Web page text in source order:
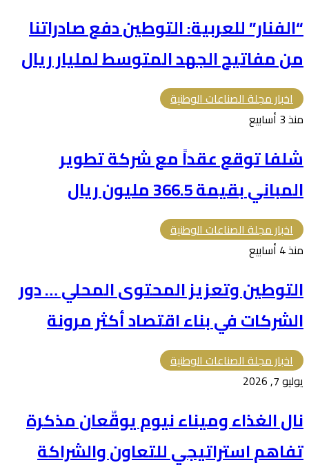
“الفنار” للعربية: التوطين دفع صادراتنا
من مفاتيح الجهد المتوسط لمليار ريال
اخبار مجلة الصناعات الوطنية
منذ 3 أسابيع
شلفا توقع عقداً مع شركة تطوير
المباني بقيمة 366.5 مليون ريال
اخبار مجلة الصناعات الوطنية
منذ 4 أسابيع
التوطين وتعزيز المحتوى المحلي … دور
الشركات في بناء اقتصاد أكثر مرونة
اخبار مجلة الصناعات الوطنية
يوليو 7, 2026
نال الغذاء وميناء نيوم يوقّعان مذكرة
تفاهم استراتيجي للتعاون والشراكة